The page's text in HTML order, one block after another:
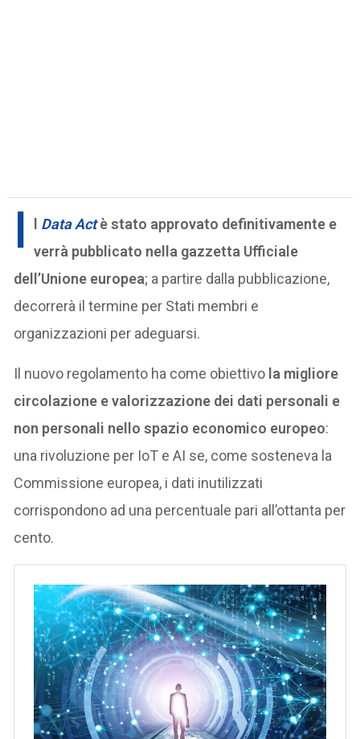
I l Data Actè stato approvato definitivamente e
verrà pubblicato nella gazzetta Ufficiale
dell’Unione europea; a partire dalla pubblicazione,
decorrerà il termine per Stati membri e
organizzazioni per adeguarsi.
Il nuovo regolamento ha come obiettivo la migliore
circolazione e valorizzazione dei dati personali e
non personali nello spazio economico europeo:
una rivoluzione per IoT e AI se, come sosteneva la
Commissione europea, i dati inutilizzati
corrispondono ad una percentuale pari all’ottanta per
cento.